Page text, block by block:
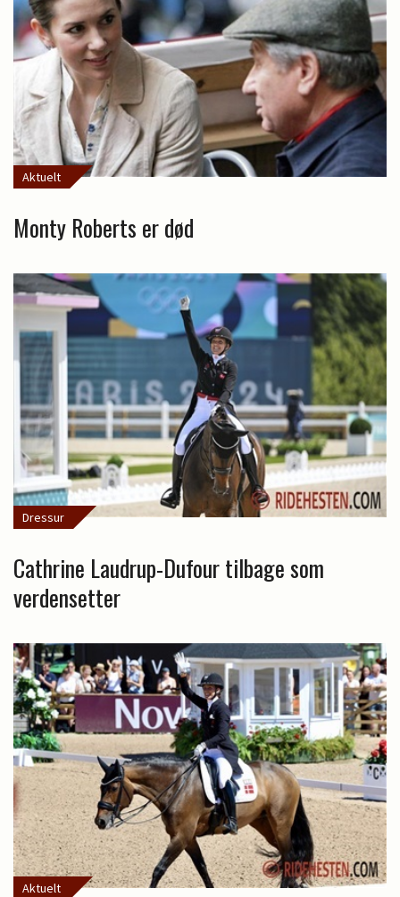
Aktuelt
Monty Roberts er død
Dressur
Cathrine Laudrup-Dufour tilbage som
verdensetter
Aktuelt